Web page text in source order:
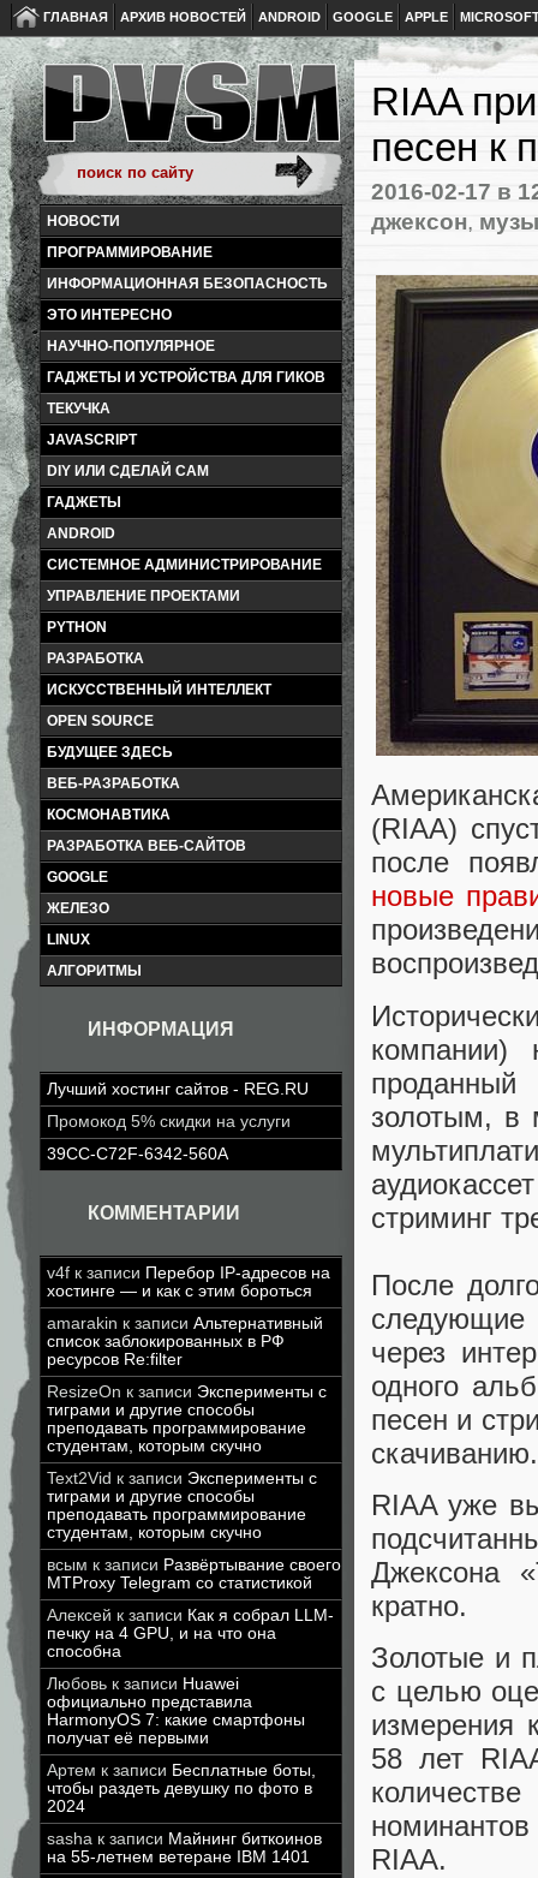
ГЛАВНАЯ АРХИВ НОВОСТЕЙ ANDROID GOOGLE APPLE
НОВОСТИ
ПРОГРАММИРОВАНИЕ
ИНФОРМАЦИОННАЯ БЕЗОПАСНОСТЬ
ЭТО ИНТЕРЕСНО
НАУЧНО-ПОПУЛЯРНОЕ
ГАДЖЕТЫ И УСТРОЙСТВА ДЛЯ ГИКОВ
ТЕКУЧКА
JAVASCRIPT
DIY ИЛИ СДЕЛАЙ САМ
ГАДЖЕТЫ
ANDROID
СИСТЕМНОЕ АДМИНИСТРИРОВАНИЕ
УПРАВЛЕНИЕ ПРОЕКТАМИ
PYTHON
РАЗРАБОТКА
ИСКУССТВЕННЫЙ ИНТЕЛЛЕКТ
OPEN SOURCE
БУДУЩЕЕ ЗДЕСЬ
ВЕБ-РАЗРАБОТКА
КОСМОНАВТИКА
РАЗРАБОТКА ВЕБ-САЙТОВ
GOOGLE
ЖЕЛЕЗО
LINUX
АЛГОРИТМЫ
ИНФОРМАЦИЯ
Лучший хостинг сайтов - REG.RU
Промокод 5% скидки на услуги
39CC-C72F-6342-560A
КОММЕНТАРИИ
v4f к записи Перебор IP-адресов на
хостинге — и как с этим бороться
amarakin к записи Альтернативный
список заблокированных в РФ
ресурсов Re:filter
ResizeOn к записи Эксперименты с
тиграми и другие способы
преподавать программирование
студентам, которым скучно
Text2Vid к записи Эксперименты с
тиграми и другие способы
преподавать программирование
студентам, которым скучно
всым к записи Развёртывание своего
MTProxy Telegram со статистикой
Алексей к записи Как я собрал LLM-
печку на 4 GPU, и на что она
способна
Любовь к записи Huawei
официально представила
HarmonyOS 7: какие смартфоны
получат её первыми
Артем к записи Бесплатные боты,
чтобы раздеть девушку по фото в
2024
sasha к записи Майнинг биткоинов
на 55-летнем ветеране IBM 1401
RIAA
песен к
2016-02-17 в
джексон,
(RIAA)
после
новые
компании)
золотым, в
стриминг
После
следующие
через
одного
песен и
скачиванию.
RIAA уже
Джексона
кратно.
Золотые и
с целью
измерения
58 лет
RIAA.